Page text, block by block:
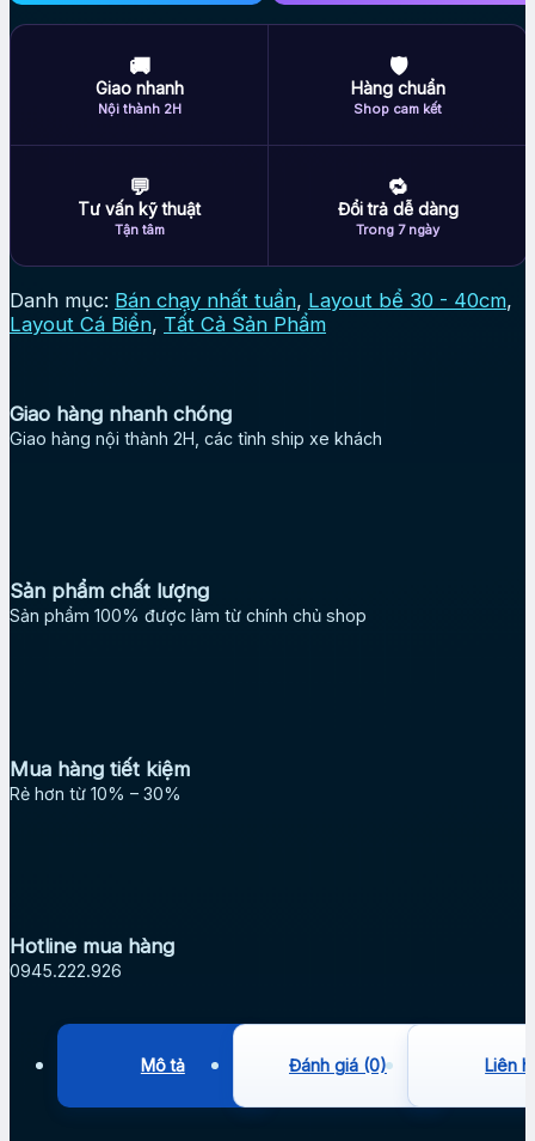
🚚
Giao nhanh
Nội thành 2H
🛡
Hàng chuẩn
Shop cam kết
💬
Tư vấn kỹ thuật
Tận tâm
🔁
Đổi trả dễ dàng
Trong 7 ngày
Danh mục: Bán chạy nhất tuần, Layout bể 30 - 40cm,
Layout Cá Biển, Tất Cả Sản Phẩm
Giao hàng nhanh chóng
Giao hàng nội thành 2H, các tỉnh ship xe khách
Sản phẩm chất lượng
Sản phẩm 100% được làm từ chính chủ shop
Mua hàng tiết kiệm
Rẻ hơn từ 10% – 30%
Hotline mua hàng
0945.222.926
Mô tả Đánh giá (0) Liên